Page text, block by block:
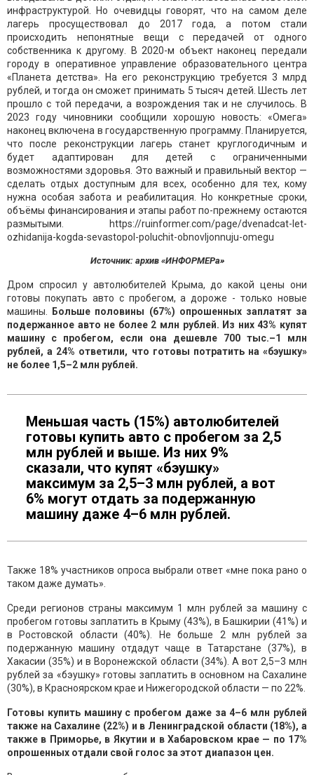
Источник: архив «ИНФОРМЕРа»
Дром спросил у автолюбителей Крыма, до какой цены они
готовы покупать авто с пробегом, а дороже - только новые
машины.
Больше половины (67%) опрошенных заплатят за
подержанное авто не более 2 млн рублей. Из них 43% купят
машину с пробегом, если она дешевле 700 тыс.–1 млн
рублей, а 24% ответили, что готовы потратить на «бэушку»
не более 1,5–2 млн рублей.
Меньшая часть (15%) автолюбителей
готовы купить авто с пробегом за 2,5
млн рублей и выше. Из них 9%
сказали, что купят «бэушку»
максимум за 2,5–3 млн рублей, а вот
6% могут отдать за подержанную
машину даже 4–6 млн рублей.
Также 18% участников опроса выбрали ответ «мне пока рано о
таком даже думать».
Среди регионов страны максимум 1 млн рублей за машину с
пробегом готовы заплатить в Крыму (43%), в Башкирии (41%) и
в Ростовской области (40%). Не больше 2 млн рублей за
подержанную машину отдадут чаще в Татарстане (37%), в
Хакасии (35%) и в Воронежской области (34%). А вот 2,5–3 млн
рублей за «бэушку» готовы заплатить в основном на Сахалине
(30%), в Красноярском крае и Нижегородской области — по 22%.
Готовы купить машину с пробегом даже за 4–6 млн рублей
также на Сахалине (22%) и в Ленинградской области (18%), а
также в Приморье, в Якутии и в Хабаровском крае — по 17%
опрошенных отдали свой голос за этот диапазон цен.